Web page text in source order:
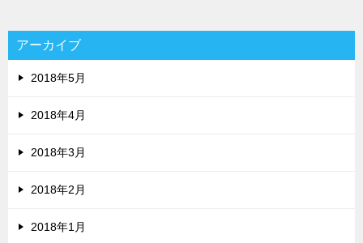
アーカイブ
2018年5月
2018年4月
2018年3月
2018年2月
2018年1月